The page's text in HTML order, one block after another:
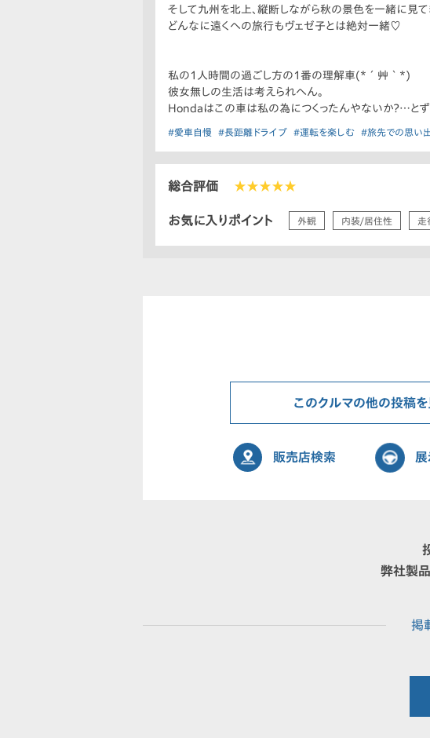
そして九州を北上、縦断しながら秋の景色を一緒に見て
どんなに遠くへの旅行もヴェゼ子とは絶対一緒♡
私の1人時間の過ごし方の1番の理解車(*´艸｀*)
彼女無しの生活は考えられへん。
Hondaはこの車は私の為につくったんやないか？…とず
#愛車自慢 #長距離ドライブ #運転を楽しむ #旅先での思い
総合評価 ★★★★★
お気に入りポイント 外観 内装/居住性 走
このクルマの他の投稿を
販売店検索 展
弊社製